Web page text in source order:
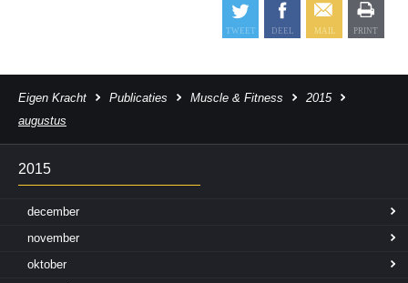
Eigen Kracht Publicaties Muscle & Fitness
2015
augustus
2015
december
november
oktober